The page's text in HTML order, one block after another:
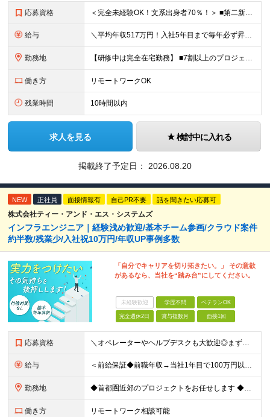
応募資格 ＜完全未経験OK！文系出身者70％！＞ ■第二新卒歓迎 ■学歴・経歴不問・社会人未経験もOK ■20代を中心に活躍中◎ ★☆先輩たちの前職☆★ 元アパレルスタッフや塾講師、介護士、事務、営業など社員
給与 ＼平均年収517万円！入社5年目まで毎年必ず昇給／ ■賞与年3回 ■年収800万円以上も可 ■入社3年以上の平均年収469.2万円 月給23万2000円以上＋賞与年3回＋各種手当 ☆入社5年目まで最
勤務地 【研修中は完全在宅勤務】 ■7割以上のプロジェクトでリモートワークを導入 ■一都三県のプロジェクト先 ■転居を伴う転勤なし ＜プロジェクト先＞ 東京・神奈川・千葉・埼玉でのプロジェクト先にて勤務いた
働き方 リモートワークOK
残業時間 10時間以内
求人を見る 検討中に入れる
掲載終了予定日： 2026.08.20
NEW 正社員 面接情報有 自己PR不要 話を聞きたい応募可
株式会社ティー・アンド・エス・システムズ
インフラエンジニア｜経験浅め歓迎/基本チーム参画/クラウド案件
約半数/残業少/入社祝10万円/年収UP事例多数
「自分でキャリアを切り拓きたい。」 その意欲
があるなら、当社を“踏み台”にしてください。
未経験歓迎 学歴不問 ベテランOK
完全週休2日 賞与複数月 面接1回
応募資格 ＼オペレーターやヘルプデスクも大歓迎◎まずはご応募ください／ ◆学歴不問 ◆IT業界での勤務経験がある方（職種・年数不問） ┗例：オペレーター、ヘルプデスク、開発からインフラ領域へのシフト、スク
給与 ＜前給保証◆前職年収→当社1年目で100万円以上アップ実績あり◆基本的に全員毎年昇給＞ 月給45万円（固定残業代：30時間分/85,470円）※PM/PL/PMO経験2年以上 月給36万円（固定残業
勤務地 ◆首都圏近郊のプロジェクトをお任せします ◆転勤なし ◆自社オフィスで働ける案件もございます 【本社】 東京都中央区日本橋小伝馬町1-1 日本橋末広ビル6階 ※変更の範囲：上記を除く当社関連勤務地
働き方 リモートワーク相談可能